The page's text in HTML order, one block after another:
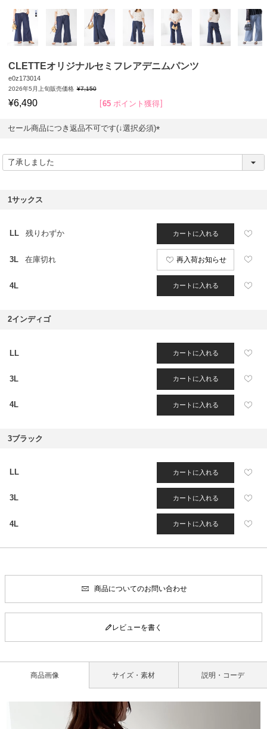
CLETTEオリジナルセミフレアデニムパンツ
e0z173014
2026年5月上旬販売価格 ¥7,150
¥6,490 65 ポイント獲得
セール商品につき返品不可です(↓選択必須)
必
1サックス
LL 残りわずか カートに入れる
3L 在庫切れ 再入荷お知らせ
4L カートに入れる
2インディゴ
LL カートに入れる
3L カートに入れる
4L カートに入れる
3ブラック
LL カートに入れる
3L カートに入れる
4L カートに入れる
商品についてのお問い合わせ
レビューを書く
商品画像 サイズ・素材 説明・コーデ